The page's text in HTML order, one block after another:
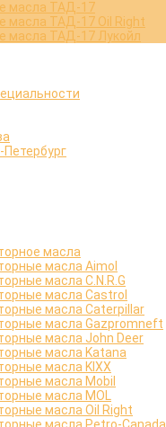
масла ТАД-17
масла ТАД-17 Oil Right
масла ТАД-17 Лукойл
масла
масла Aimol
масла C.N.R.G
масла Castrol
масла Caterpillar
масла Gazpromneft
масла John Deer
масла Katana
масла KIXX
масла Mobil
масла MOL
масла Oil Right